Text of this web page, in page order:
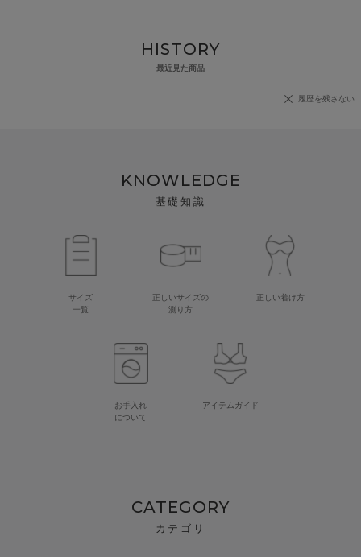
HISTORY
最近見た商品
履歴を残さない
KNOWLEDGE
基礎知識
サイズ
一覧
正しいサイズの
測り方
正しい着け方
お手入れ
について
アイテムガイド
CATEGORY
カテゴリ